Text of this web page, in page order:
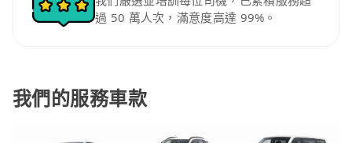
過 50 萬人次，滿意度高達 99%。
我們的服務車款